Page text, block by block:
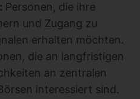
Personen, die ihre
und Zugang zu
erhalten möchten.
die an langfristigen
an zentralen
interessiert sind.